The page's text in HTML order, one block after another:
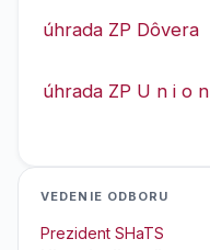
úhrada ZP Dôvera
úhrada ZP U n i o n
VEDENIE ODBORU
Prezident SHaTS